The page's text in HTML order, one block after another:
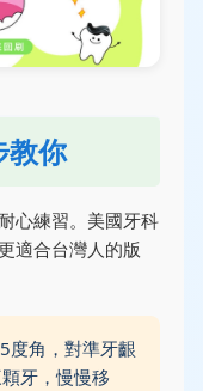
教你
心練習。美國牙科
適合台灣人的版
度角，對準牙齦
牙，慢慢移